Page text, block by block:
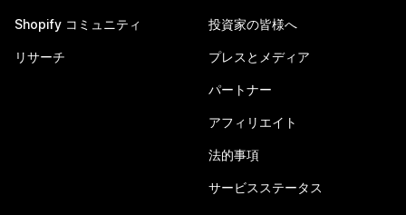
Shopify コミュニティ
リサーチ
投資家の皆様へ
プレスとメディア
パートナー
アフィリエイト
法的事項
サービスステータス